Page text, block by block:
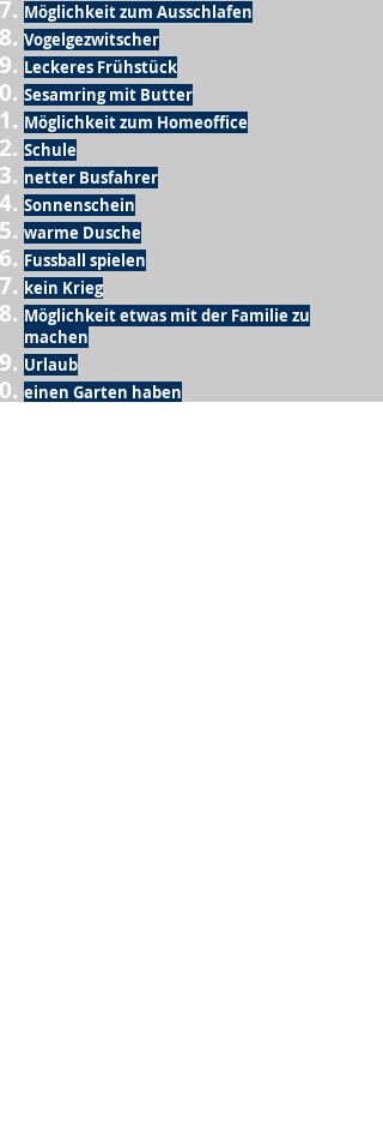
Möglichkeit zum Ausschlafen
Vogelgezwitscher
Leckeres Frühstück
Sesamring mit Butter
Möglichkeit zum Homeoffice
Schule
netter Busfahrer
Sonnenschein
warme Dusche
Fussball spielen
kein Krieg
Möglichkeit etwas mit der Familie zu
machen
Urlaub
einen Garten haben